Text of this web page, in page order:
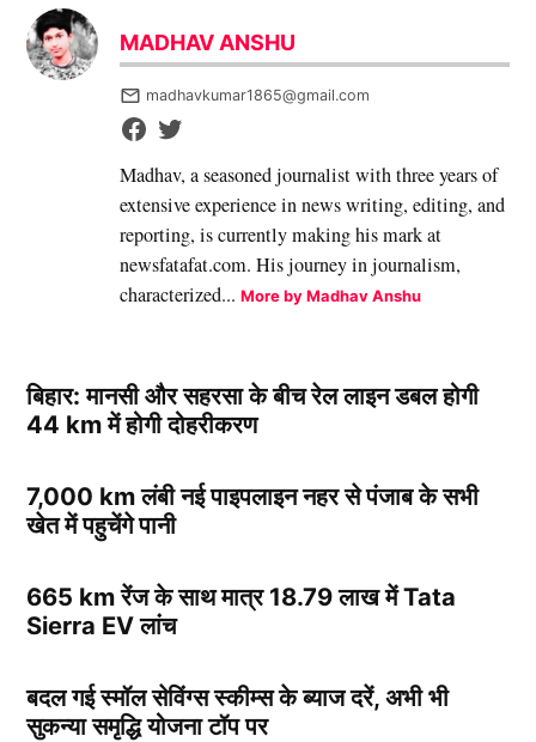
MADHAV ANSHU
madhavkumar1865@gmail.com
Madhav, a seasoned journalist with three years of
extensive experience in news writing, editing, and
reporting, is currently making his mark at
newsfatafat.com. His journey in journalism,
characterized...More by Madhav Anshu
बिहार: मानसी और सहरसा के बीच रेल लाइन डबल होगी
44 km में होगी दोहरीकरण
7,000 km लंबी नई पाइपलाइन नहर से पंजाब के सभी
खेत में पहुचेंगे पानी
665 km रेंज के साथ मात्र 18.79 लाख में Tata
Sierra EV लांच
बदल गई स्मॉल सेविंग्स स्कीम्स के ब्याज दरें, अभी भी
सुकन्या समृद्धि योजना टॉप पर